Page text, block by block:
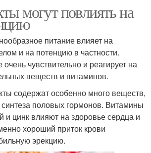
могут повлиять на
питание влияет на
и на потенцию в частности.
чувствительно и реагирует на
веществ и витаминов.
содержат особенно много веществ,
половых гормонов. Витамины
и цинк влияют на здоровье сердца и
хороший приток крови
эрекцию.